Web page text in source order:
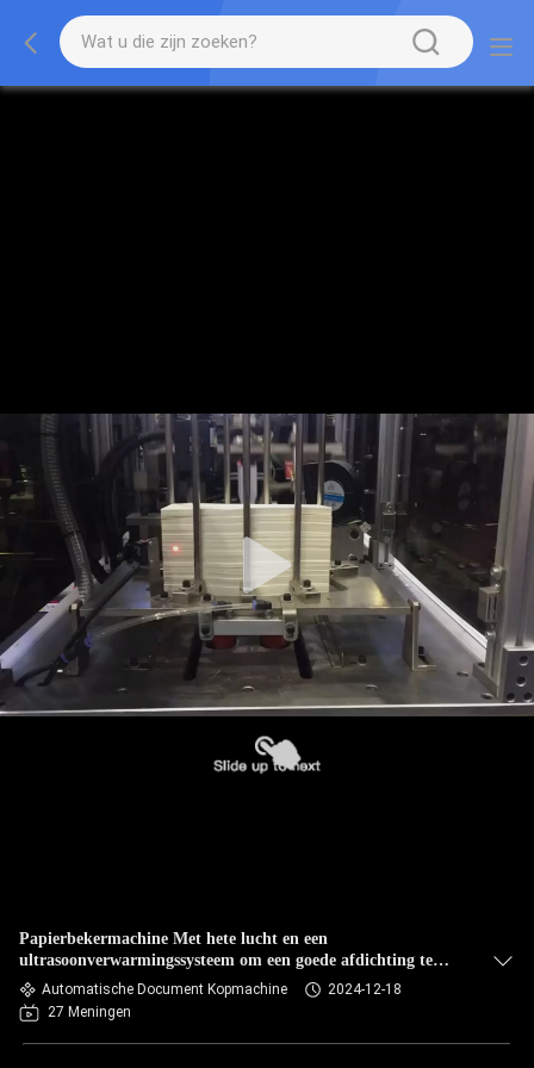
Papierbekermachine Met hete lucht en een
ultrasoonverwarmingssysteem om een goede afdichting te
maken
Automatische Document Kopmachine
2024-12-18
27 Meningen